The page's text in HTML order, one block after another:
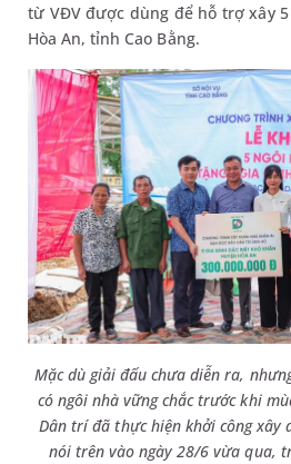
từ VĐV được dùng để hỗ trợ xây
Hòa An, tỉnh Cao Bằng.
Mặc dù giải đấu chưa diễn ra,
có ngôi nhà vững chắc trước khi
Dân trí đã thực hiện khởi công xây
nói trên vào ngày 28/6 vừa qua,